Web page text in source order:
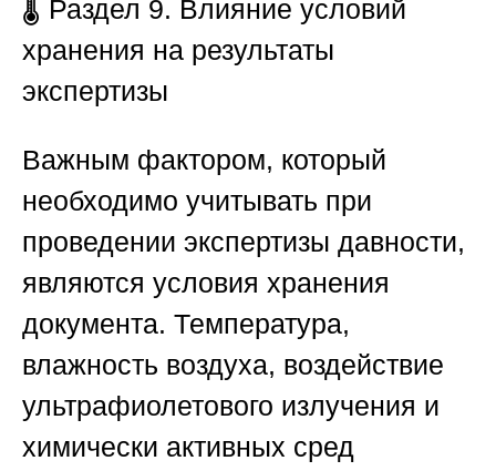
🌡️ Раздел 9. Влияние условий
хранения на результаты
экспертизы
Важным фактором, который
необходимо учитывать при
проведении экспертизы давности,
являются условия хранения
документа. Температура,
влажность воздуха, воздействие
ультрафиолетового излучения и
химически активных сред